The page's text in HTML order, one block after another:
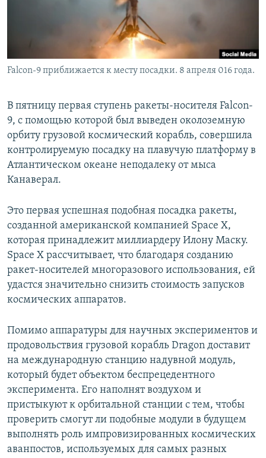
Falcon-9 приближается к месту посадки. 8 апреля 016 года.
В пятницу первая ступень ракеты-носителя Falcon-
9, с помощью которой был выведен околоземную
орбиту грузовой космический корабль, совершила
контролируемую посадку на плавучую платформу в
Атлантическом океане неподалеку от мыса
Канаверал.
Это первая успешная подобная посадка ракеты,
созданной американской компанией Space X,
которая принадлежит миллиардеру Илону Маску.
Space X рассчитывает, что благодаря созданию
ракет-носителей многоразового использования, ей
удастся значительно снизить стоимость запусков
космических аппаратов.
Помимо аппаратуры для научных экспериментов и
продовольствия грузовой корабль Dragon доставит
на международную станцию надувной модуль,
который будет объектом беспрецедентного
эксперимента. Его наполнят воздухом и
пристыкуют к орбитальной станции с тем, чтобы
проверить смогут ли подобные модули в будущем
выполнять роль импровизированных космических
аванпостов, используемых для самых разных